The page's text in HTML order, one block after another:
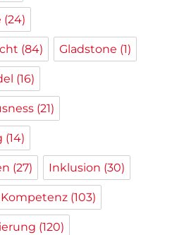
(24)
(84) Gladstone (1)
(16)
(21)
(14)
(27) Inklusion (30)
Kompetenz (103)
(120)